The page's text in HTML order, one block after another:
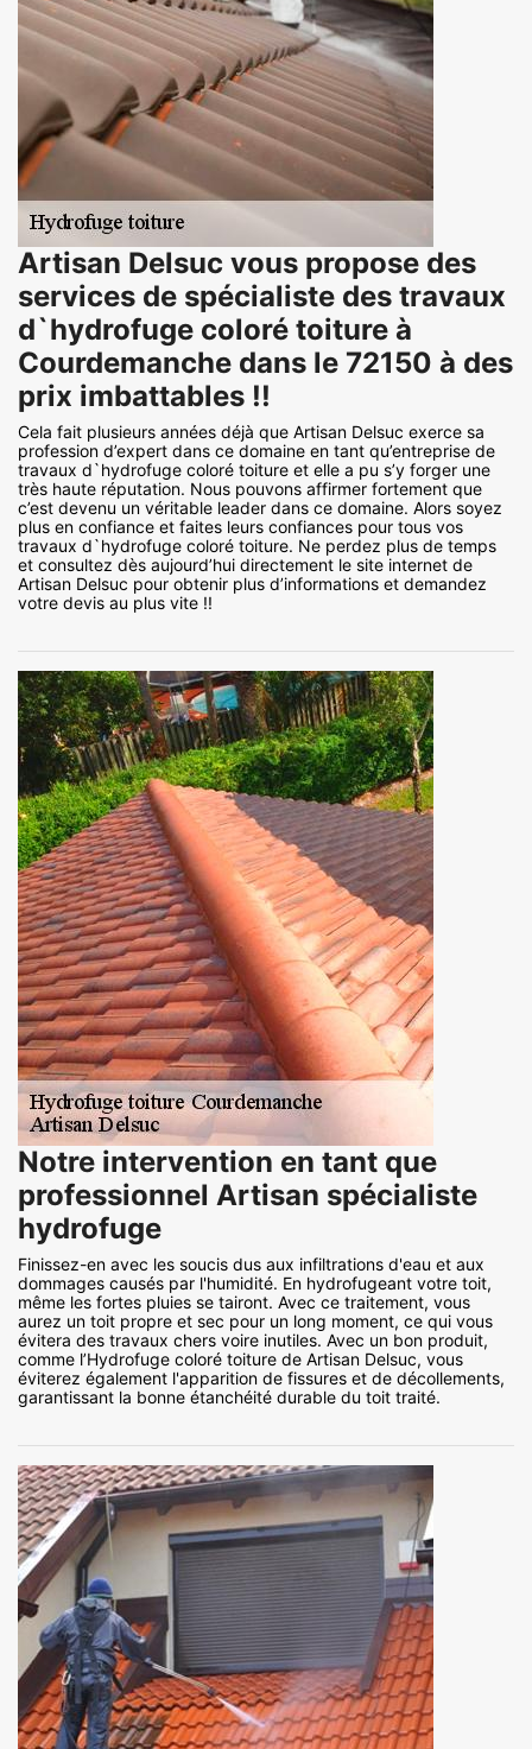
Artisan Delsuc vous propose des
services de spécialiste des travaux
d`hydrofuge coloré toiture à
Courdemanche dans le 72150 à des
prix imbattables !!
Cela fait plusieurs années déjà que Artisan Delsuc exerce sa
profession d’expert dans ce domaine en tant qu’entreprise de
travaux d`hydrofuge coloré toiture et elle a pu s’y forger une
très haute réputation. Nous pouvons affirmer fortement que
c’est devenu un véritable leader dans ce domaine. Alors soyez
plus en confiance et faites leurs confiances pour tous vos
travaux d`hydrofuge coloré toiture. Ne perdez plus de temps
et consultez dès aujourd’hui directement le site internet de
Artisan Delsuc pour obtenir plus d’informations et demandez
votre devis au plus vite !!
Notre intervention en tant que
professionnel Artisan spécialiste
hydrofuge
Finissez-en avec les soucis dus aux infiltrations d'eau et aux
dommages causés par l'humidité. En hydrofugeant votre toit,
même les fortes pluies se tairont. Avec ce traitement, vous
aurez un toit propre et sec pour un long moment, ce qui vous
évitera des travaux chers voire inutiles. Avec un bon produit,
comme l’Hydrofuge coloré toiture de Artisan Delsuc, vous
éviterez également l'apparition de fissures et de décollements,
garantissant la bonne étanchéité durable du toit traité.